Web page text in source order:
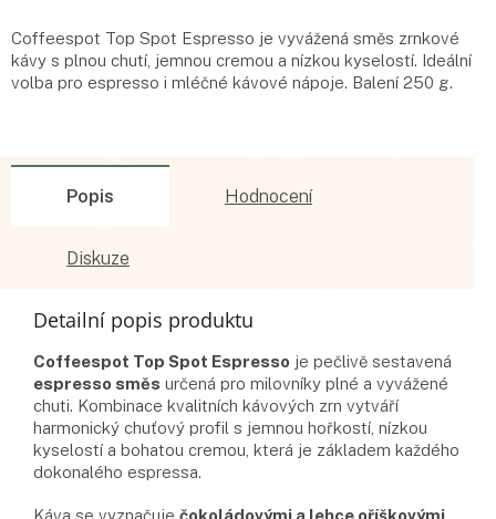
Coffeespot Top Spot Espresso je vyvážená směs zrnkové
kávy s plnou chutí, jemnou cremou a nízkou kyselostí. Ideální
volba pro espresso i mléčné kávové nápoje. Balení 250 g.
Popis Hodnocení
Diskuze
Detailní popis produktu
Coffeespot Top Spot Espresso je pečlivě sestavená
espresso směs určená pro milovníky plné a vyvážené
chuti. Kombinace kvalitních kávových zrn vytváří
harmonický chuťový profil s jemnou hořkostí, nízkou
kyselostí a bohatou cremou, která je základem každého
dokonalého espressa.
Káva se vyznačuje čokoládovými a lehce oříškovými